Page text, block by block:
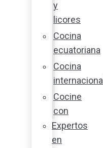
y
licores
Cocina
ecuatoriana
Cocina
internacional
Cocine
con
Expertos
en